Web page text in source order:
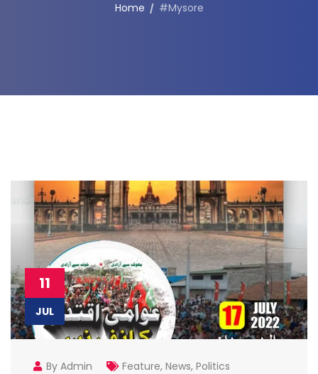
Home #Mysore
11
JUL
By Admin Feature, News, Politics